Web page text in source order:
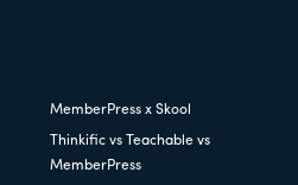
MemberPress x Skool
Thinkific vs Teachable vs
MemberPress